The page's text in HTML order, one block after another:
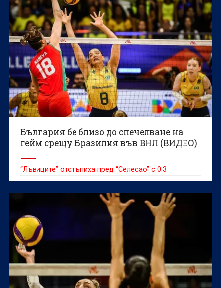
България бе близо до спечелване на
гейм срещу Бразилия във ВНЛ (ВИДЕО)
“Лъвиците” отстъпиха пред “Селесао” с 0:3